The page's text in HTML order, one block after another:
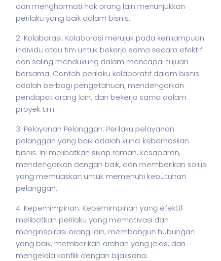
dan menghormati hak orang lain menunjukkan
perilaku yang baik dalam bisnis.
2. Kolaborasi: Kolaborasi merujuk pada kemampuan
individu atau tim untuk bekerja sama secara efektif
dan saling mendukung dalam mencapai tujuan
bersama. Contoh perilaku kolaboratif dalam bisnis
adalah berbagi pengetahuan, mendengarkan
pendapat orang lain, dan bekerja sama dalam
proyek tim.
3. Pelayanan Pelanggan: Perilaku pelayanan
pelanggan yang baik adalah kunci keberhasilan
bisnis. Ini melibatkan sikap ramah, kesabaran,
mendengarkan dengan baik, dan memberikan solusi
yang memuaskan untuk memenuhi kebutuhan
pelanggan.
4. Kepemimpinan: Kepemimpinan yang efektif
melibatkan perilaku yang memotivasi dan
menginspirasi orang lain, membangun hubungan
yang baik, memberikan arahan yang jelas, dan
mengelola konflik dengan bijaksana.